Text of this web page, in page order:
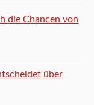
die Chancen von
über